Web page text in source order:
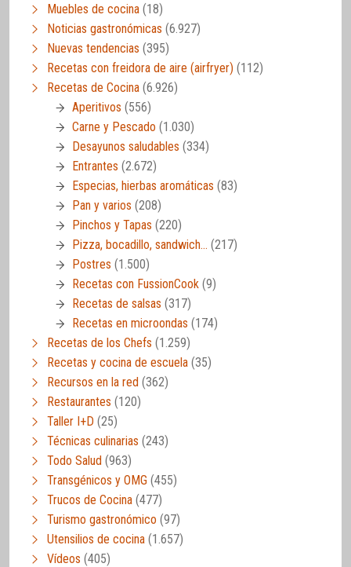
Muebles de cocina (18)
Noticias gastronómicas (6.927)
Nuevas tendencias (395)
Recetas con freidora de aire (airfryer) (112)
Recetas de Cocina (6.926)
Aperitivos (556)
Carne y Pescado (1.030)
Desayunos saludables (334)
Entrantes (2.672)
Especias, hierbas aromáticas (83)
Pan y varios (208)
Pinchos y Tapas (220)
Pizza, bocadillo, sandwich… (217)
Postres (1.500)
Recetas con FussionCook (9)
Recetas de salsas (317)
Recetas en microondas (174)
Recetas de los Chefs (1.259)
Recetas y cocina de escuela (35)
Recursos en la red (362)
Restaurantes (120)
Taller I+D (25)
Técnicas culinarias (243)
Todo Salud (963)
Transgénicos y OMG (455)
Trucos de Cocina (477)
Turismo gastronómico (97)
Utensilios de cocina (1.657)
Vídeos (405)